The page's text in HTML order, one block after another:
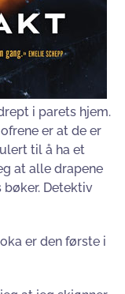
i parets hjem.
er at de er
til å ha et
at alle drapene
Detektiv
er den første i